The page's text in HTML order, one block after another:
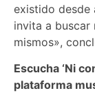
existido desde
invita a
mismos»,
Escucha ‘Ni
plataforma